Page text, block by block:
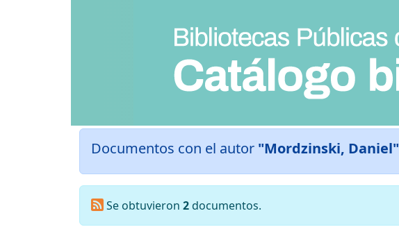
Documentos con el autor "Mordzinski, Daniel"
Se obtuvieron 2documentos.